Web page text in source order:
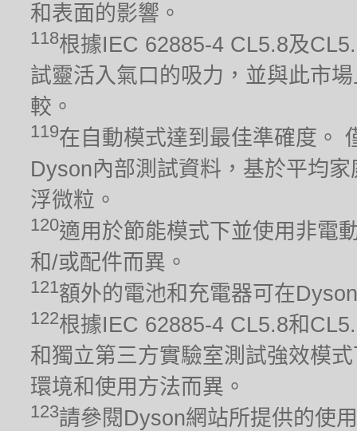
和表面的影響。
118根據IEC 62885-4 CL5.8及
試靈活入氣口的吸力，並與此市
較。
119在自動模式達到最佳準確度。
Dyson內部測試資料，基於平均
浮微粒。
120適用於節能模式下並使用非電
和/或配件而異。
121額外的電池和充電器可在
122根據IEC 62885-4 CL5.8和
和獨立第三方實驗室測試強效模
環境和使用方法而異。
123請參閱Dyson網站所提供的使